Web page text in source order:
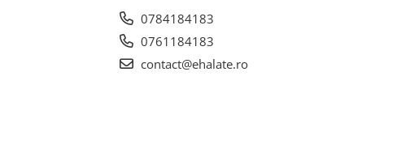
0784184183
0761184183
contact@ehalate.ro